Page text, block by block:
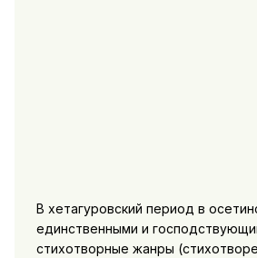
В хетагуровский период в
единственными и
стихотворные жанры